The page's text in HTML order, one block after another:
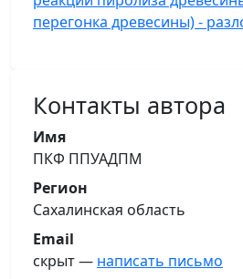
перегонка древесины) -
Контакты автора
Имя
ПКФ ППУАДПМ
Регион
Сахалинская область
Email
скрыт — написать письмо